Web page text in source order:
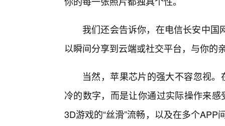
我们还会告诉你，在电信长安中
以瞬间分享到云端或社交平台，与你的
当然，苹果芯片的强大不容忽视
冷的数字，而是让你通过实际操作来
3D游戏的“丝滑”流畅，以及在多个APP